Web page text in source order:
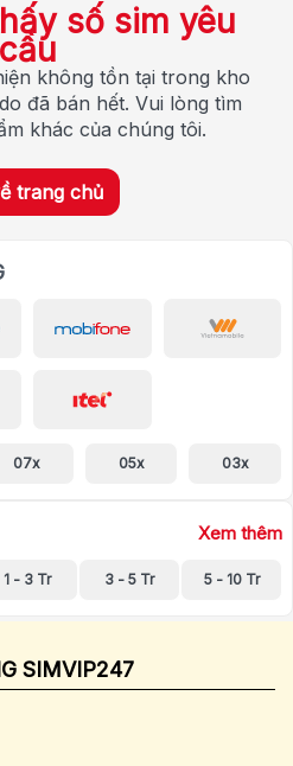
số sim yêu
cầu
không tồn tại trong kho
đã bán hết. Vui lòng tìm
khác của chúng tôi.
trang chủ
07x 05x 03x
Xem thêm
1 - 3 Tr 3 - 5 Tr 5 - 10 Tr
SIMVIP247